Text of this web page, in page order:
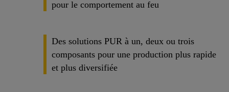
pour le comportement au feu
Des solutions PUR à un, deux ou trois
composants pour une production plus rapide
et plus diversifiée